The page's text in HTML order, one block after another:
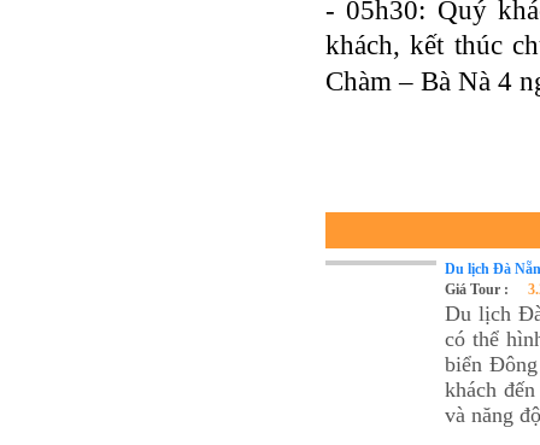
- 05h30: Quý
khách, kết thúc
Chàm – Bà Nà 4
Du lịch Đà
Giá Tour :
Du lịch
có thể
biển
khách
và năng